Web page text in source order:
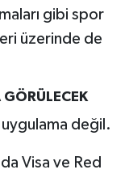
gibi spor
üzerinde de
uygulama değil.
Visa ve Red